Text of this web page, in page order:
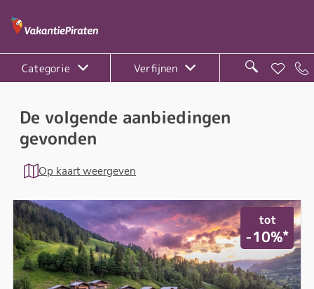
Categorie Verfijnen
De volgende aanbiedingen
gevonden
Op kaart weergeven
tot
-10%*